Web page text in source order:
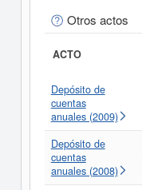
Otros actos
ACTO
Depósito de
cuentas
anuales (2009)
Depósito de
cuentas
anuales (2008)